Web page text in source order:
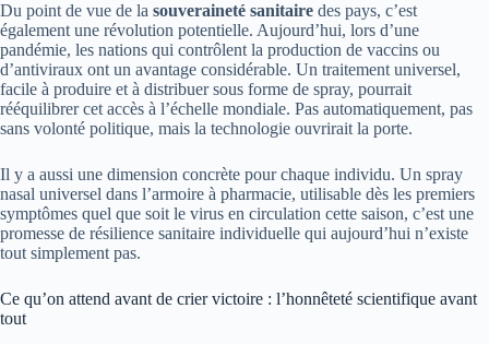
Du point de vue de la souveraineté sanitaire des pays, c’est
également une révolution potentielle. Aujourd’hui, lors d’une
pandémie, les nations qui contrôlent la production de vaccins ou
d’antiviraux ont un avantage considérable. Un traitement universel,
facile à produire et à distribuer sous forme de spray, pourrait
rééquilibrer cet accès à l’échelle mondiale. Pas automatiquement, pas
sans volonté politique, mais la technologie ouvrirait la porte.
Il y a aussi une dimension concrète pour chaque individu. Un spray
nasal universel dans l’armoire à pharmacie, utilisable dès les premiers
symptômes quel que soit le virus en circulation cette saison, c’est une
promesse de résilience sanitaire individuelle qui aujourd’hui n’existe
tout simplement pas.
Ce qu’on attend avant de crier victoire : l’honnêteté scientifique avant
tout